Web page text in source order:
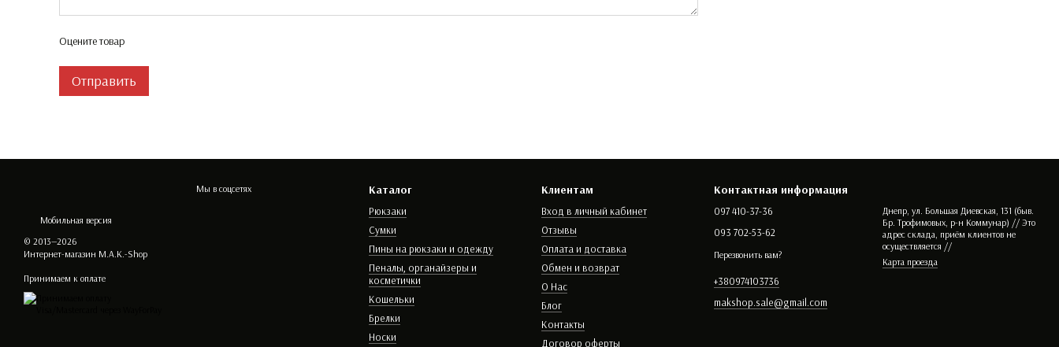
Оцените товар
Отправить
Мобильная версия
© 2013—2026
Интернет-магазин M.A.K.-Shop
Принимаем к оплате
Мы в соцсетях Каталог
Рюкзаки
Сумки
Пины на рюкзаки и одежду
Пеналы, органайзеры и
косметички
Кошельки
Брелки
Носки
Клиентам
Вход в личный кабинет
Отзывы
Оплата и доставка
Обмен и возврат
О Нас
Блог
Контакты
Договор оферты
Контактная информация
097 410-37-36
093 702-53-62
Перезвонить вам?
+380974103736
makshop.sale@gmail.com
Днепр, ул. Большая Диевская, 131 (быв.
Бр. Трофимовых, р-н Коммунар) // Это
адрес склада, приём клиентов не
осуществляется //
Карта проезда